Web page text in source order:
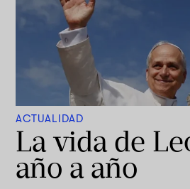
ACTUALIDAD
La vida de
año a año